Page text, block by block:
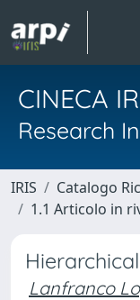
CINECA
Research
IRIS Catalogo
1.1 Articolo in
Lanfranco